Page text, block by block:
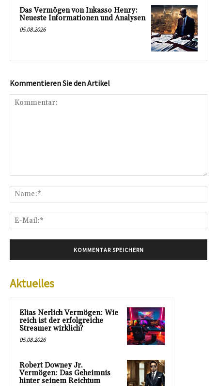
Das Vermögen von Inkasso Henry:
Neueste Informationen und Analysen
05.08.2026
Kommentieren Sie den Artikel
Aktuelles
Elias Nerlich Vermögen: Wie
reich ist der erfolgreiche
Streamer wirklich?
05.08.2026
Robert Downey Jr.
Vermögen: Das Geheimnis
hinter seinem Reichtum